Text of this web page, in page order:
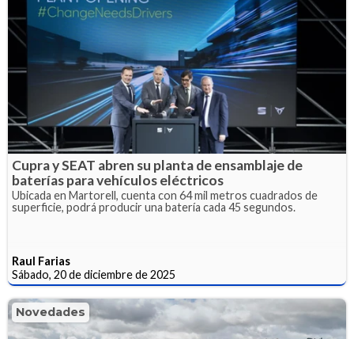
Cupra y SEAT abren su planta de ensamblaje de
baterías para vehículos eléctricos
Ubicada en Martorell, cuenta con 64 mil metros cuadrados de
superficie, podrá producir una batería cada 45 segundos.
Raul Farias
Sábado, 20 de diciembre de 2025
Novedades